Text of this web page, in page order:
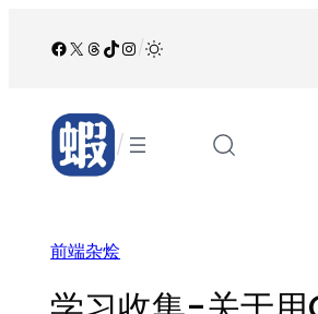
Facebook
X Threads
TikTok
Instagram
/
/
前端杂烩